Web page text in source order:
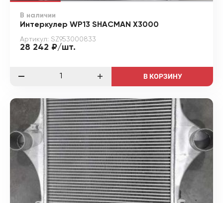
В наличии
Интеркулер WP13 SHACMAN X3000
Артикул: SZ953000833
28 242 ₽/шт.
В КОРЗИНУ